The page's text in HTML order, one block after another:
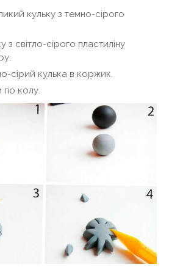
кульку з темно-сірого
з світло-сірого пластиліну
сірий кулька в коржик.
по колу.